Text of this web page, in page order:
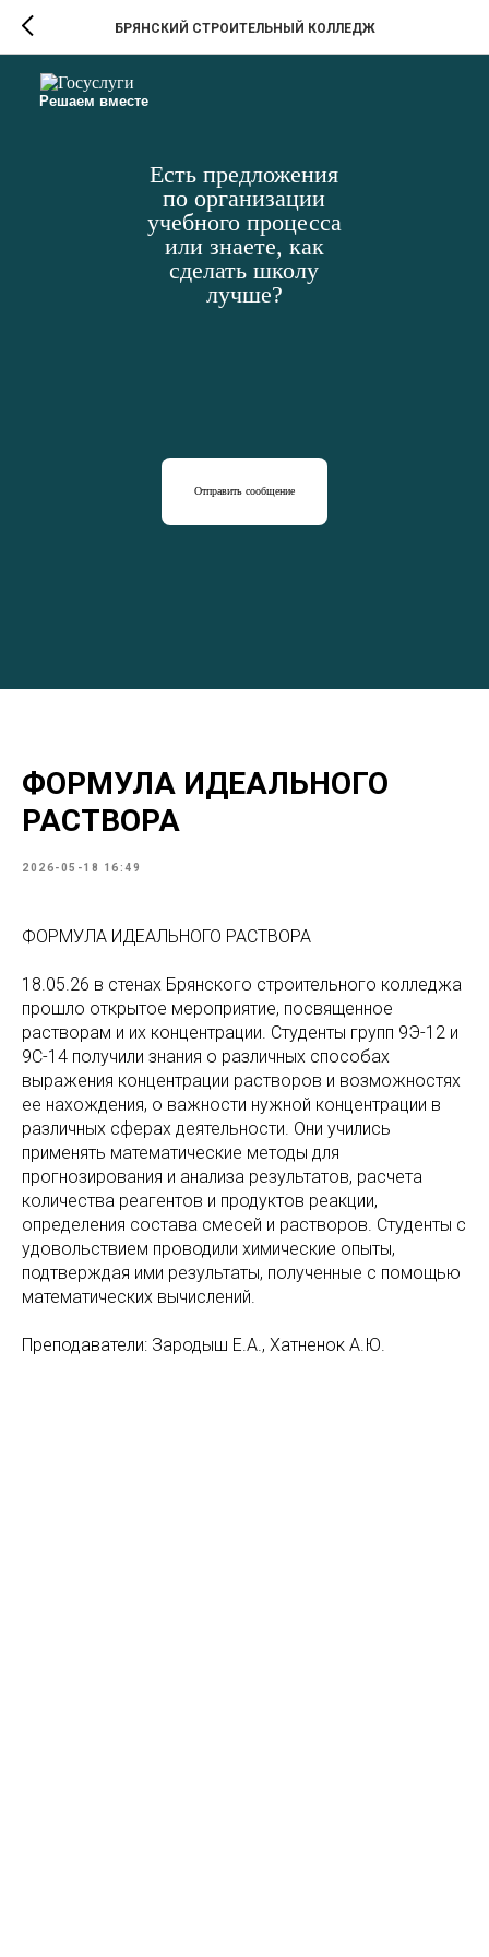
Решаем вместе
Есть предложения
по организации
учебного процесса
или знаете, как
сделать школу
лучше?
Отправить сообщение
БРЯНСКИЙ СТРОИТЕЛЬНЫЙ КОЛЛЕДЖ
ФОРМУЛА ИДЕАЛЬНОГО
РАСТВОРА
2026-05-18 16:49
ФОРМУЛА ИДЕАЛЬНОГО РАСТВОРА
18.05.26 в стенах Брянского строительного колледжа
прошло открытое мероприятие, посвященное
растворам и их концентрации. Студенты групп 9Э-12 и
9С-14 получили знания о различных способах
выражения концентрации растворов и возможностях
ее нахождения, о важности нужной концентрации в
различных сферах деятельности. Они учились
применять математические методы для
прогнозирования и анализа результатов, расчета
количества реагентов и продуктов реакции,
определения состава смесей и растворов. Студенты с
удовольствием проводили химические опыты,
подтверждая ими результаты, полученные с помощью
математических вычислений.
Преподаватели: Зародыш Е.А., Хатненок А.Ю.